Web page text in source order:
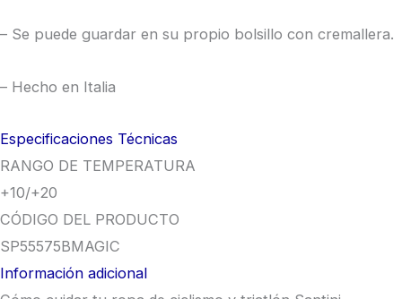
– Se puede guardar en su propio bolsillo con cremallera.
– Hecho en Italia
Especificaciones Técnicas
RANGO DE TEMPERATURA
+10/+20
CÓDIGO DEL PRODUCTO
SP55575BMAGIC
Información adicional